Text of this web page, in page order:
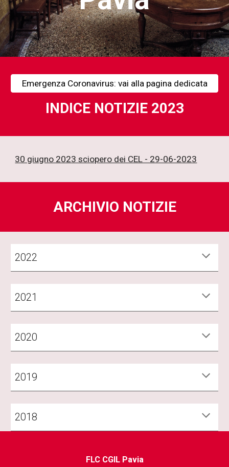
Emergenza Coronavirus: vai alla pagina dedicata
INDICE NOTIZIE 2023
30 giugno 2023 sciopero dei CEL - 29-06-2023
ARCHIVIO NOTIZIE
2022
2021
2020
2019
2018
FLC CGIL Pavia